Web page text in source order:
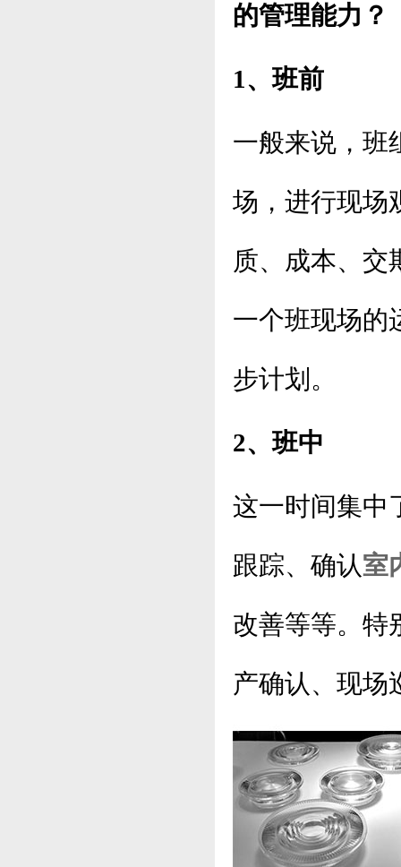
的管理能力？
1、班前
一般来说，班
场，进行现场
质、成本、交
一个班现场的
步计划。
2、班中
这一时间集中
跟踪、确认室
改善等等。特
产确认、现场